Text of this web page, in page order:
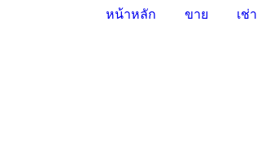
หน้าหลัก ขาย เช่า